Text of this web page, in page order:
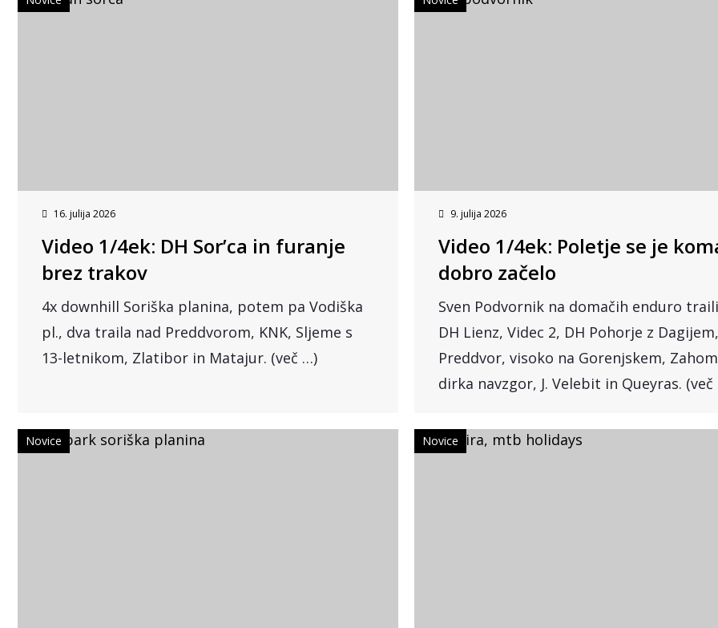
16. julija 2026
Video 1/4ek: DH Sor’ca in furanje
brez trakov
4x downhill Soriška planina, potem pa Vodiška
pl., dva traila nad Preddvorom, KNK, Sljeme s
13-letnikom, Zlatibor in Matajur. (več …)
9. julija 2026
Video 1/4ek: Poletje se je
dobro začelo
Sven Podvornik na domačih enduro
DH Lienz, Videc 2, DH Pohorje z Dagijem,
Preddvor, visoko na Gorenjskem,
dirka navzgor, J. Velebit in Queyras.
Novice Novice